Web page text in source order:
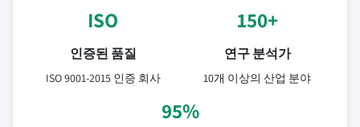
ISO
인증된 품질
ISO 9001-2015 인증 회사
150+
연구 분석가
10개 이상의 산업 분야
95%